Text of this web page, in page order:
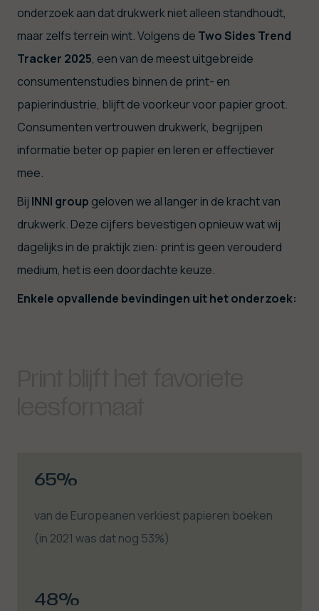
onderzoek aan dat drukwerk niet alleen standhoudt,
maar zelfs terrein wint. Volgens de Two Sides Trend
Tracker 2025, een van de meest uitgebreide
consumentenstudies binnen de print- en
papierindustrie, blijft de voorkeur voor papier groot.
Consumenten vertrouwen drukwerk, begrijpen
informatie beter op papier en leren er effectiever
mee.
Bij INNI group geloven we al langer in de kracht van
drukwerk. Deze cijfers bevestigen opnieuw wat wij
dagelijks in de praktijk zien: print is geen verouderd
medium, het is een doordachte keuze.
Enkele opvallende bevindingen uit het onderzoek:
65%
van de Europeanen verkiest papieren boeken
(in 2021 was dat nog 53%)
48%